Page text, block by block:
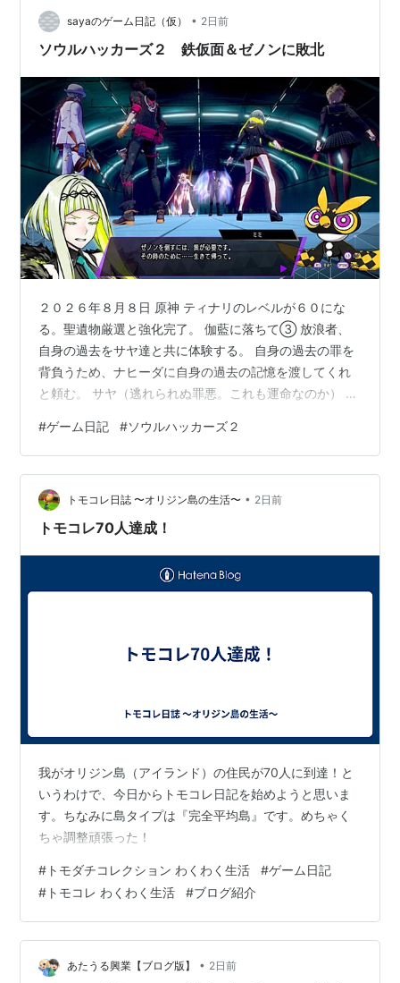
いうわけで本日は限定スカウト「キラキラ綺羅星」の結
果報告記事となります(´ω`)
sayaのゲーム日記（仮） • 2日前
ソウルハッカーズ２ 鉄仮面＆ゼノンに敗北
２０２６年８月８日 原神 ティナリのレベルが６０にな
る。聖遺物厳選と強化完了。 伽藍に落ちて③ 放浪者、
自身の過去をサヤ達と共に体験する。 自身の過去の罪を
背負うため、ナヒーダに自身の過去の記憶を渡してくれ
と頼む。 サヤ（逃れられぬ罪悪。これも運命なのか） 放
放浪者の行動により、彼は、多くの真実を知ることがで
き、さらに多くの人の記憶から自分のことを忘れさせる
ことができた。 けど彼の身から過去は消えることはな
い。犯した罪など。 世界を変え、過去を変え、他人の運
命を変えるのは、たやすいことではない。たとえ神でも
#ゲーム日記 #ソウルハッカーズ２
トモコレ日誌 〜オリジン島の生活〜 • 2日前
トモコレ70人達成！
我がオリジン島（アイランド）の住民が70人に到達！と
いうわけで、今日からトモコレ日記を始めようと思いま
す。ちなみに島タイプは『完全平均島』です。めちゃく
ちゃ調整頑張った！
# トモダチコレクション わくわく生活 #ゲーム日記
# トモコレ わくわく生活 #ブログ紹介
あたうる興業【ブログ版】 • 2日前